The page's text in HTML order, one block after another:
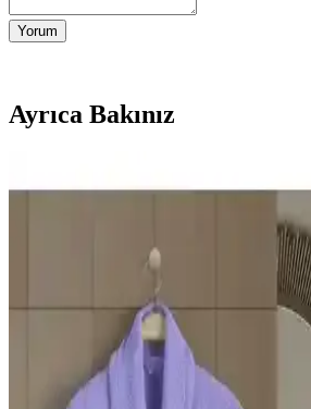
Yorum
Ayrıca Bakınız
Bu makalede Soley %100 pamuklu kimono
Essentials gri bornozunun kumaş kalitesi,
rahatlığı açısından detaylı karşılaştırması
Maxem Motorsiklet Branda XXL:
Dayanıklı Motosiklet Koruma